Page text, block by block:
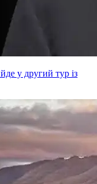
у другий тур із